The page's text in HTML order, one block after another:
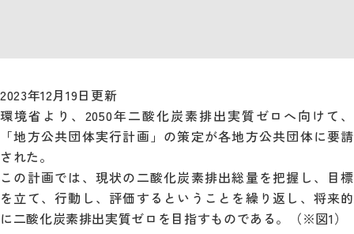
2023年12月19日更新
環境省より、2050年二酸化炭素排出実質ゼロへ向けて、
「地方公共団体実行計画」の策定が各地方公共団体に要請
された。
この計画では、現状の二酸化炭素排出総量を把握し、目標
を立て、行動し、評価するということを繰り返し、将来的
に二酸化炭素排出実質ゼロを目指すものである。（※図1）